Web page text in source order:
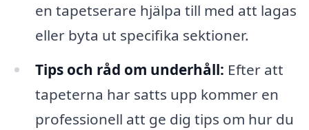
en tapetserare hjälpa till med att lagas
eller byta ut specifika sektioner.
Tips och råd om underhåll: Efter att
tapeterna har satts upp kommer en
professionell att ge dig tips om hur du